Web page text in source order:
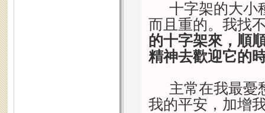
十字架的大小
而且重的。我找
的十字架來，順
精神去歡迎它的
主常在我最憂
我的平安，加增